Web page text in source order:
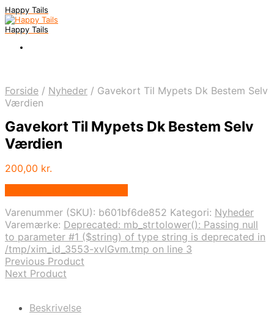
Happy Tails
Happy Tails
Forside / Nyheder / Gavekort Til Mypets Dk Bestem Selv
Værdien
Gavekort Til Mypets Dk Bestem Selv
Værdien
200,00 kr.
Varenummer (SKU): b601bf6de852 Kategori: Nyheder
Varemærke: Deprecated: mb_strtolower(): Passing null
to parameter #1 ($string) of type string is deprecated in
/tmp/xim_id_3553-xvlGvm.tmp on line 3
Previous Product
Next Product
Beskrivelse